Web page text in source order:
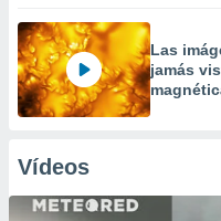
Las
jamás
Vídeos